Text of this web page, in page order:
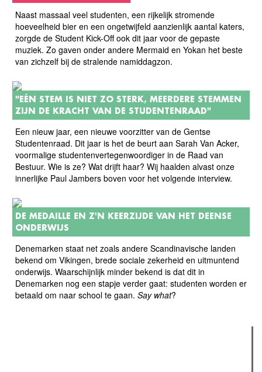
Naast massaal veel studenten, een rijkelijk stromende
hoeveelheid bier en een ongetwijfeld aanzienlijk aantal katers,
zorgde de Student Kick-Off ook dit jaar voor de gepaste
muziek. Zo gaven onder andere Mermaid en Yokan het beste
van zichzelf bij de stralende namiddagzon.
"EÉN STEM IS NIET ZO STERK, MEERDERE STEMMEN
ZIJN DE KRACHT VAN DE STUDENTENRAAD"
Een nieuw jaar, een nieuwe voorzitter van de Gentse
Studentenraad. Dit jaar is het de beurt aan Sarah Van Acker,
voormalige studentenvertegenwoordiger in de Raad van
Bestuur. Wie is ze? Wat drijft haar? Wij haalden alvast onze
innerlijke Paul Jambers boven voor het volgende interview.
DE MEDAILLE EN Z'N KEERZIJDE VAN HET DEENSE
ONDERWIJS
Denemarken staat net zoals andere Scandinavische landen
bekend om Vikingen, brede sociale zekerheid en uitmuntend
onderwijs. Waarschijnlijk minder bekend is dat dit in
Denemarken nog een stapje verder gaat: studenten worden er
betaald om naar school te gaan. Say what?